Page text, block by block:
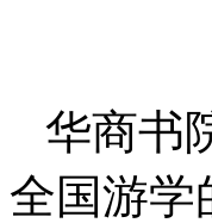
华商书
全国游学